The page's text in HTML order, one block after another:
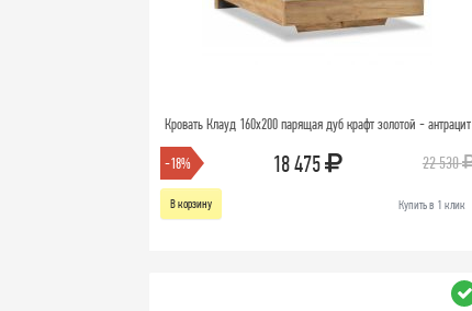
Кровать Клауд 160х200 парящая дуб крафт золотой - антрацит
-18% 18 475 22 530
В корзину Купить в 1 клик